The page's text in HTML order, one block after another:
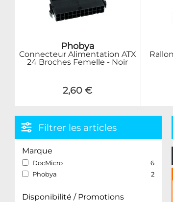
Phobya
Connecteur Alimentation ATX
24 Broches Femelle - Noir
2,60 €
Filtrer les articles
Marque
DocMicro
6
Phobya
2
Disponibilité / Promotions